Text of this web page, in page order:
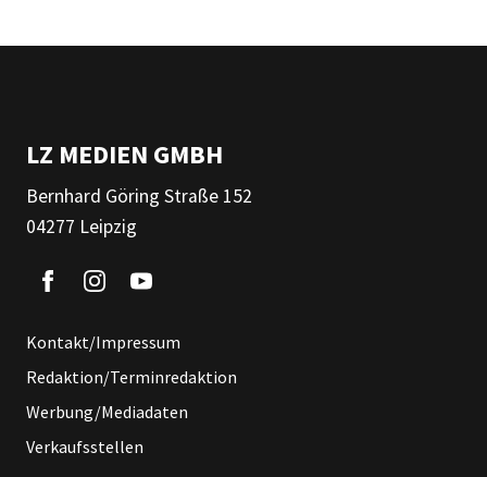
LZ MEDIEN GMBH
Bernhard Göring Straße 152
04277 Leipzig
Kontakt/Impressum
Redaktion/Terminredaktion
Werbung/Mediadaten
Verkaufsstellen